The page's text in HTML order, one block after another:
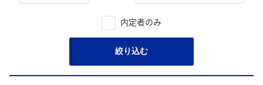
内定者のみ
絞り込む